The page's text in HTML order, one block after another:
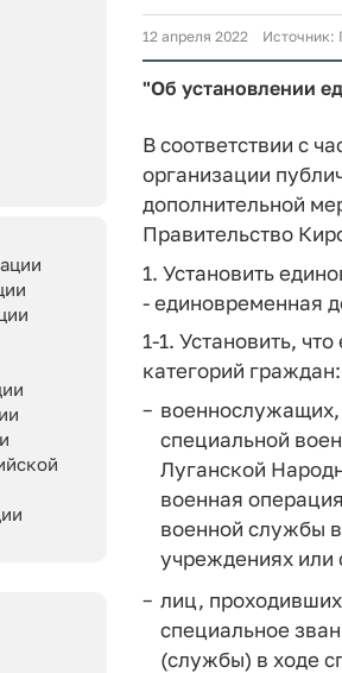
12 апреля 2022 Источник:
"Об установлении
В соответствии с
организации
дополнительной
Правительство
1. Установить
- единовременная
1-1. Установить,
категорий граждан:
военнослужащих,
специальной
Луганской
военная
военной службы
учреждениях или
лиц,
специальное
(службы) в ходе